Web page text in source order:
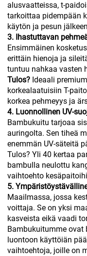
alusvaatteissa, t-
tarkoittaa pidempään
käytön ja pesun
3. Ihastuttavan
Ensimmäinen
erittäin hienoja ja
tuntuu nahkaa vasten
Tulos? Ideaali
korkealaatuisiin T-
korkea pehmeyys ja
4. Luonnollinen UV-
Bambukuitu tarjoaa
auringolta. Sen tiheä
enemmän UV-säteitä
Tulos? Yli 40 kertaa
bambulla neulottu
vaihtoehto
5.
Maailmassa, jossa
voittaja. Se on yksi
kasveista eikä vaadi
Bambukuitumme
luontoon käyttöiän
vaihtoehtoja, joille on